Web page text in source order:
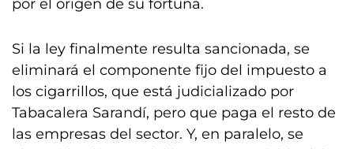
por el origen de su fortuna.
Si la ley finalmente resulta sancionada, se
eliminará el componente fijo del impuesto a
los cigarrillos, que está judicializado por
Tabacalera Sarandí, pero que paga el resto de
las empresas del sector. Y, en paralelo, se